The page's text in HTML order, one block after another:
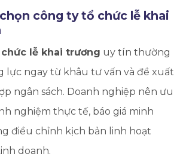
công ty tổ chức lễ khai
lễ khai trương uy tín thường
lực ngay từ khâu tư vấn và đề xuất
ngân sách. Doanh nghiệp nên ưu
nghiệm thực tế, báo giá minh
điều chỉnh kịch bản linh hoạt
doanh.